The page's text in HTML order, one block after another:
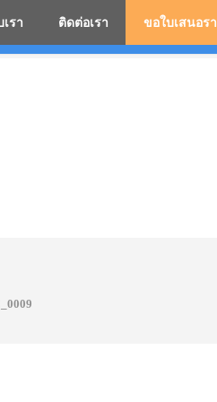
เรา ติดต่อเรา ขอใบเสนอร
โลโก้ ร่มพรีเมี่ยม ร่มตอนเดี